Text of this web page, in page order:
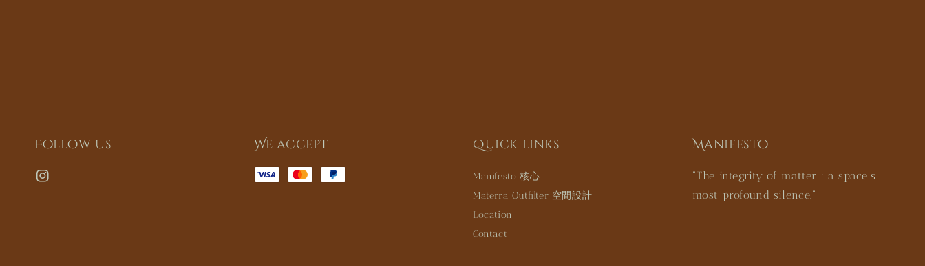
Follow us We accept Quick links
Manifesto 核心
Materra Outfilter 空間設計
Location
Contact
Manifesto
"The integrity of matter : a space’s
most profound silence."